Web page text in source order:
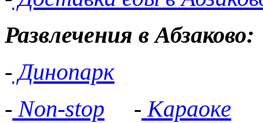
Развлечения в Абзаково:
- Динопарк
- Non-stop - Караоке